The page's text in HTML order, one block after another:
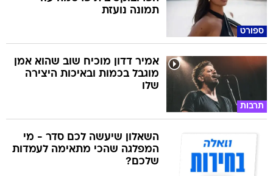
ספורט
תמונה נועזת
תרבות
אמיר דדון מוכיח שוב שהוא אמן
מוגבל בכמות ובאיכות היצירה
שלו
השאלון שיעשה לכם סדר - מי
המפלגה שהכי מתאימה לעמדות
שלכם?